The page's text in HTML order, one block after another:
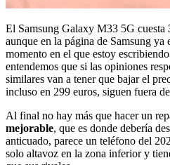
El Samsung Galaxy M33 5G cuesta
aunque en la página de Samsung ya
momento en el que estoy
entendemos que si las opiniones
similares van a tener que bajar el
incluso en 299 euros, siguen fuera
Al final no hay más que hacer un
mejorable, que es donde debería
anticuado, parece un teléfono del
solo altavoz en la zona inferior y